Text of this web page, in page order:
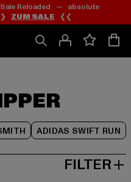
springen
springen
Reloaded — absolute
ZUM SALE ❮❮
ADIDAS SWIFT RUN
springen
FILTER